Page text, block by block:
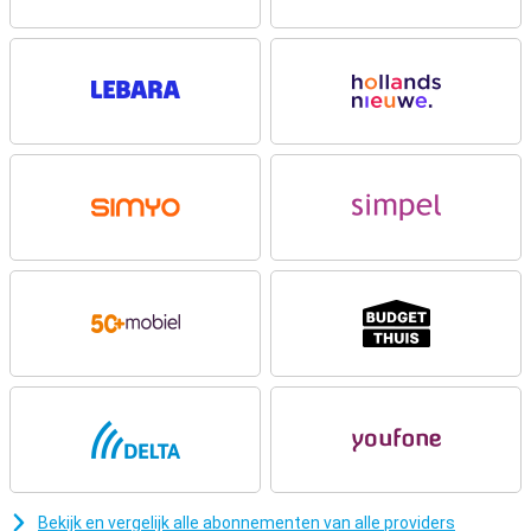
Het 6,3-inch OLED-scherm van de Apple iPhone 16 Pro 128GB
Desert Titanium biedt een helderder en energiezuiniger display.
contrast, ideaal voor het kijken van video’s en films. Het 6.3-inch
Ben je op zoek naar een groter toestel, dan kun je kiezen voor de
16 Pro, maar ook in een groter formaat? Dan is deApple iPhone 16
Apple Intelligence
Intelligence, een persoonlijk intelligentie systeem dat zich aanpast
nooit te delen met Apple. Het maakt gebruik van kunstmatige
intelligentie om taal, beelden en zelfs emoticons te begrijpen en te
het creëren van herinneringen. Siri is slimmer dan voorheen en
begrijpt context, en in combinatie met de Camera Control maak je
Bekijk en vergelijk alle abonnementen van alle providers